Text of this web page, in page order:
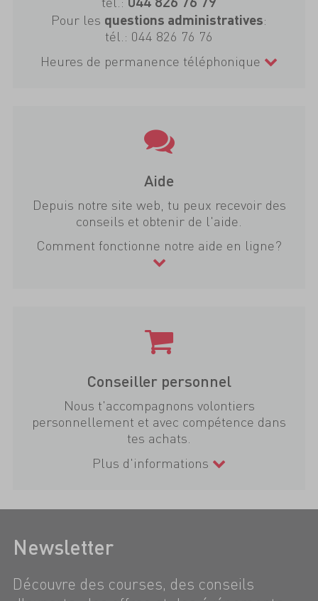
Pour les questions administratives:
tél.: 044 826 76 76
Heures de permanence téléphonique
Aide
Depuis notre site web, tu peux recevoir des
conseils et obtenir de l'aide.
Comment fonctionne notre aide en ligne?
Conseiller personnel
Nous t'accompagnons volontiers
personnellement et avec compétence dans
tes achats.
Plus d'informations
Newsletter
Découvre des courses, des conseils